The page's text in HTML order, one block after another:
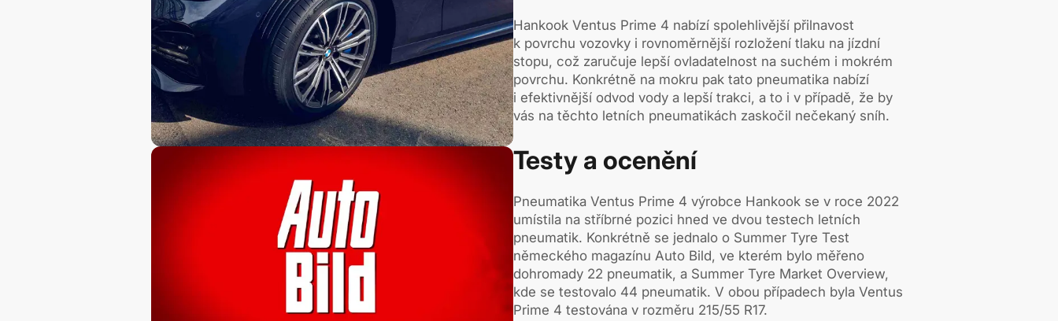
Hankook Ventus Prime 4 nabízí spolehlivější přilnavost
k povrchu vozovky i rovnoměrnější rozložení tlaku na jízdní
stopu, což zaručuje lepší ovladatelnost na suchém i mokrém
povrchu. Konkrétně na mokru pak tato pneumatika nabízí
i efektivnější odvod vody a lepší trakci, a to i v případě, že by
vás na těchto letních pneumatikách zaskočil nečekaný sníh.
Testy a ocenění
Pneumatika Ventus Prime 4 výrobce Hankook se v roce 2022
umístila na stříbrné pozici hned ve dvou testech letních
pneumatik. Konkrétně se jednalo o Summer Tyre Test
německého magazínu Auto Bild, ve kterém bylo měřeno
dohromady 22 pneumatik, a Summer Tyre Market Overview,
kde se testovalo 44 pneumatik. V obou případech byla Ventus
Prime 4 testována v rozměru 215/55 R17.